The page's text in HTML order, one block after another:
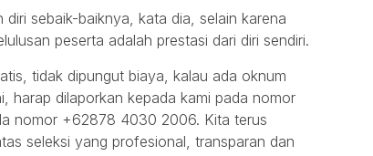
diri sebaik-baiknya, kata dia, selain karena
peserta adalah prestasi dari diri sendiri.
tidak dipungut biaya, kalau ada oknum
harap dilaporkan kepada kami pada nomor
nomor +62878 4030 2006. Kita terus
seleksi yang profesional, transparan dan